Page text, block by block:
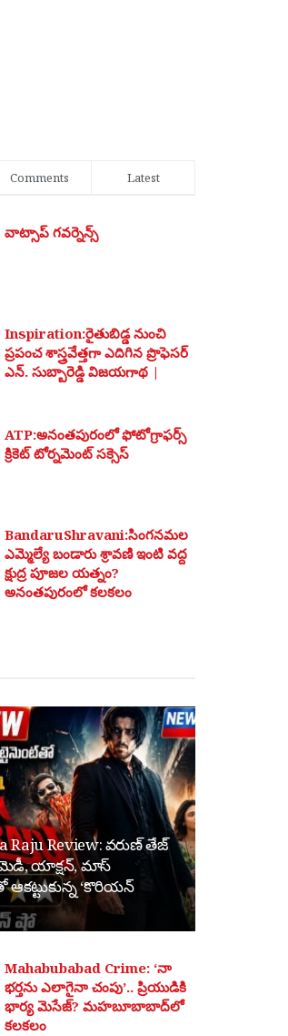
Comments Latest
వాట్సాప్ గవర్నెన్స్
Inspiration:రైతుబిడ్డ నుంచి
ప్రపంచ శాస్త్రవేత్తగా ఎదిగిన ప్రొఫెసర్
ఎన్. సుబ్బారెడ్డి విజయగాథ |
ATP:అనంతపురంలో ఫోటోగ్రాఫర్స్
క్రికెట్ టోర్నమెంట్ సక్సెస్
BandaruShravani:సింగనమల
ఎమ్మెల్యే బండారు శ్రావణి ఇంటి వద్ద
క్షుద్ర పూజల యత్నం?
అనంతపురంలో కలకలం
Raju Review: వరుణ్ తేజ్
యాక్షన్, మాస్
‘కొరియన్
Mahabubabad Crime: ‘నా
భర్తను ఎలాగైనా చంపు’.. ప్రియుడికి
భార్య మెసేజ్? మహబూబాబాద్‌లో
కలకలం